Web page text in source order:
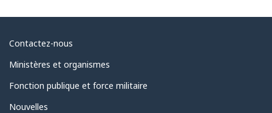
Au
sujet
du
gouvernement
Contactez-nous
Ministères et organismes
Fonction publique et force militaire
Nouvelles